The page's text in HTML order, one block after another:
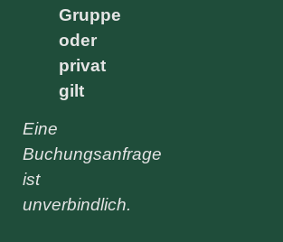
Gruppe
oder
privat
gilt
Eine
Buchungsanfrage
ist
unverbindlich.